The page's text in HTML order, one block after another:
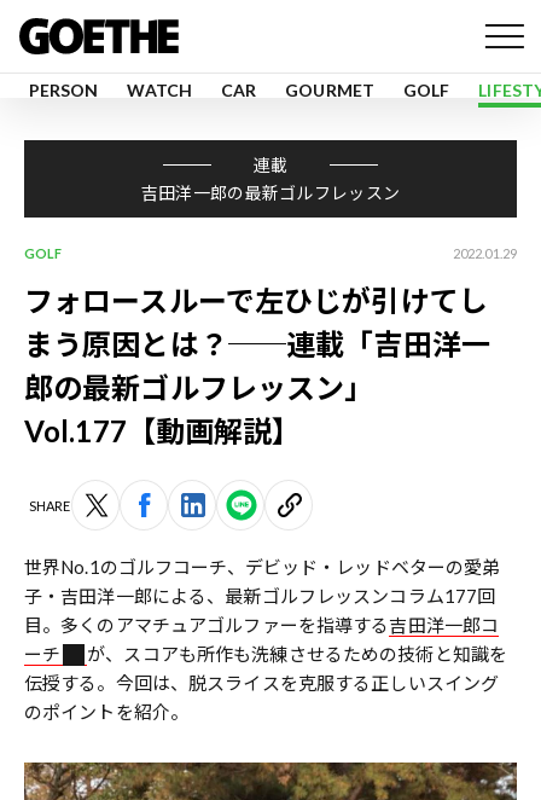
PERSON WATCH CAR GOURMET GOLF
連載
吉田洋一郎の最新ゴルフレッスン
GOLF 2022.01.29
フォロースルーで左ひじが引けてし
まう原因とは？──連載「吉田洋一
郎の最新ゴルフレッスン」
Vol.177【動画解説】
SHARE
世界No.1のゴルフコーチ、デビッド・レッドベターの愛弟
子・吉田洋一郎による、最新ゴルフレッスンコラム177回
目。多くのアマチュアゴルファーを指導する吉田洋一郎コ
ーチ
が、スコアも所作も洗練させるための技術と知識を
伝授する。今回は、脱スライスを克服する正しいスイング
のポイントを紹介。